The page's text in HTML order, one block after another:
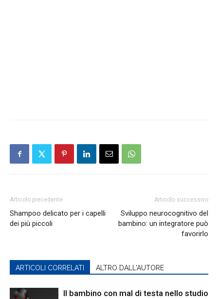
Articolo precedente
Shampoo delicato per i capelli
dei più piccoli
Articolo successivo
Sviluppo neurocognitivo del
bambino: un integratore può
favorirlo
ARTICOLI CORRELATI ALTRO DALL'AUTORE
Il bambino con mal di testa nello studio